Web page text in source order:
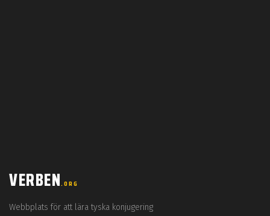
VERBEN.ORG
Webbplats för att lära tyska konjugering